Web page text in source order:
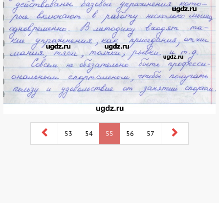
53 54 55 56 57